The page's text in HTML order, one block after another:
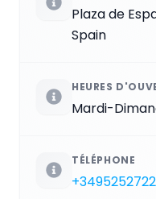
Plaza de
Spain
HEURES
Mardi-
TÉLÉPHONE